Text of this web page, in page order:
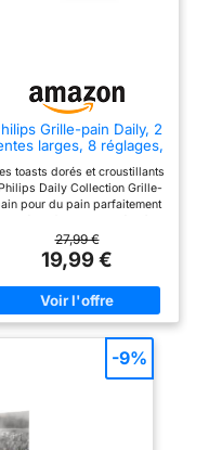
Grille-pain Daily, 2
larges, 8 réglages,
toasts dorés et croustillants
Daily Collection Grille-
pour du pain parfaitement
toutes les tailles et formes de
Des réglages pour tous les
goûts : 8 réglages de dorage
adaptés à toutes les
préférences Un toast bien
en quelques secondes :
fonction dédiée permet de
le pain déjà grillé en
quelques secondes - La
de décongélation grille
Utilisation sécurisée :
le bouton d'éjection arrête le
27,99 €
19,99 €
-9%